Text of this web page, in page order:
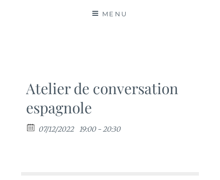
MENU
Atelier de conversation
espagnole
07/12/2022 19:00 - 20:30